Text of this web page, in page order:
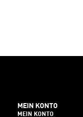
MEIN KONTO
MEIN KONTO